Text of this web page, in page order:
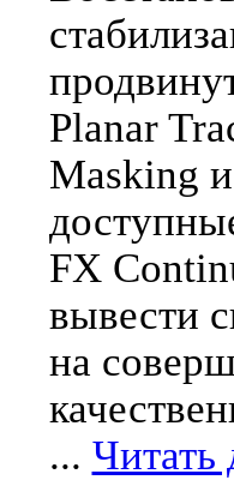
Planar
Masking
FX
вывести
на
... Читать